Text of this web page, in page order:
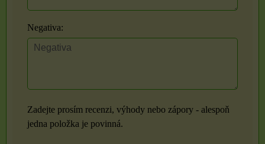
Negativa:
Zadejte prosím recenzi, výhody nebo zápory - alespoň
jedna položka je povinná.